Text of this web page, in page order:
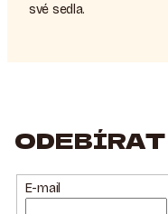
své sedla.
E-mail